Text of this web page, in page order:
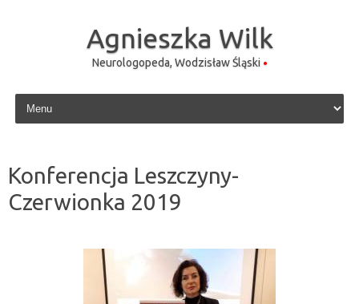
Agnieszka Wilk
Neurologopeda, Wodzisław Śląski
Skip to content
Konferencja Leszczyny-
Czerwionka 2019